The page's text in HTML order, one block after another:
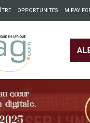
OPPORTUNITES M PAY
créer des ponts entre